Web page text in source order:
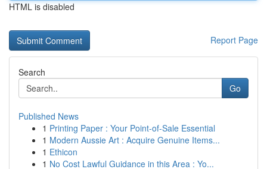
HTML is disabled
Report Page
Search
Go
Published News
1 Printing Paper : Your Point-of-Sale Essential
1 Modern Aussie Art : Acquire Genuine Items...
1 Ethicon
1 No Cost Lawful Guidance in this Area : Yo...